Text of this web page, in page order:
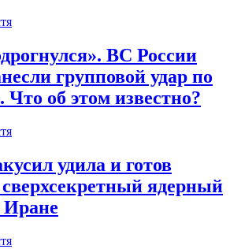
ВС России
групповой удар по
Что об этом известно?
удила и готов
ядерный
Иране